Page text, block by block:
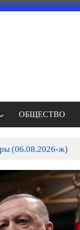
ОБЩЕСТВО
(06.08.2026-ж)